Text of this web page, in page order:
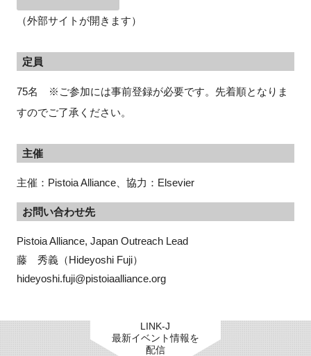
（外部サイトが開きます）
定員
75名 ※ご参加には事前登録が必要です。先着順となりま
すのでご了承ください。
主催
主催：Pistoia Alliance、協力：Elsevier
お問い合わせ先
Pistoia Alliance, Japan Outreach Lead
藤　秀義（Hideyoshi Fuji）
hideyoshi.fuji@pistoiaalliance.org
LINK-J
最新イベント情報を
配信